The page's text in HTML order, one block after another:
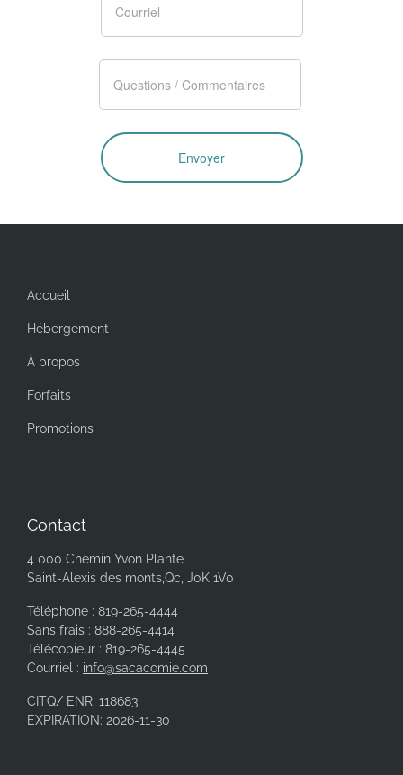
Accueil
Hébergement
À propos
Forfaits
Promotions
Contact
4 000 Chemin Yvon Plante
Saint-Alexis des monts,Qc, J0K 1V0
Téléphone : 819-265-4444
Sans frais : 888-265-4414
Télécopieur : 819-265-4445
Courriel : info@sacacomie.com
CITQ/ ENR. 118683
EXPIRATION: 2026-11-30